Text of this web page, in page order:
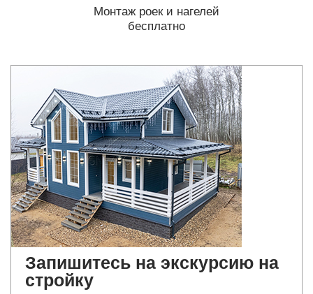
Монтаж роек и нагелей
бесплатно
Запишитесь на экскурсию на
стройку